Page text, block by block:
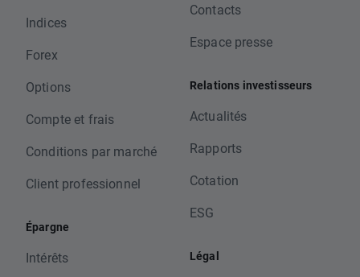
Indices
Forex
Options
Compte et frais
Conditions par marché
Client professionnel
Épargne
Intérêts
Contacts
Espace presse
Relations investisseurs
Actualités
Rapports
Cotation
ESG
Légal